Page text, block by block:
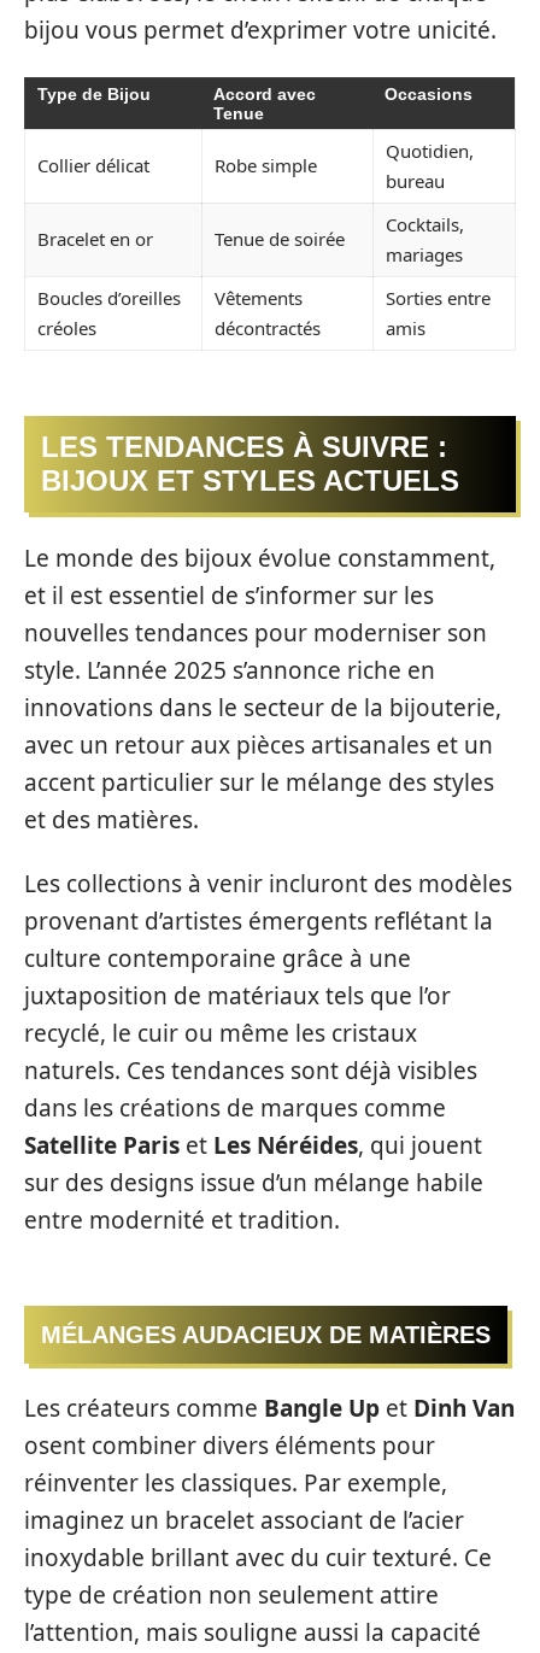
bijou vous permet d’exprimer votre unicité.
Type de Bijou
Accord avec
Tenue
Occasions
Collier délicat Robe simple
Quotidien,
bureau
Bracelet en or Tenue de soirée
Cocktails,
mariages
Boucles d’oreilles
créoles
Vêtements
décontractés
Sorties entre
amis
LES TENDANCES À SUIVRE :
BIJOUX ET STYLES ACTUELS
Le monde des bijoux évolue constamment,
et il est essentiel de s’informer sur les
nouvelles tendances pour moderniser son
style. L’année 2025 s’annonce riche en
innovations dans le secteur de la bijouterie,
avec un retour aux pièces artisanales et un
accent particulier sur le mélange des styles
et des matières.
Les collections à venir incluront des modèles
provenant d’artistes émergents reflétant la
culture contemporaine grâce à une
juxtaposition de matériaux tels que l’or
recyclé, le cuir ou même les cristaux
naturels. Ces tendances sont déjà visibles
dans les créations de marques comme
Satellite Paris et Les Néréides, qui jouent
sur des designs issue d’un mélange habile
entre modernité et tradition.
MÉLANGES AUDACIEUX DE MATIÈRES
Les créateurs comme Bangle Up et Dinh Van
osent combiner divers éléments pour
réinventer les classiques. Par exemple,
imaginez un bracelet associant de l’acier
inoxydable brillant avec du cuir texturé. Ce
type de création non seulement attire
l’attention, mais souligne aussi la capacité